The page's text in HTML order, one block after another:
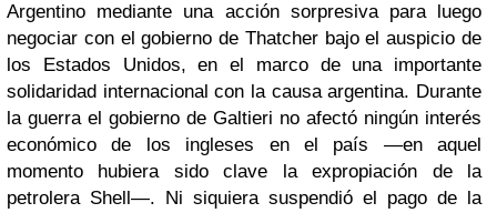
Argentino mediante una acción sorpresiva para luego
negociar con el gobierno de Thatcher bajo el auspicio de
los Estados Unidos, en el marco de una importante
solidaridad internacional con la causa argentina. Durante
la guerra el gobierno de Galtieri no afectó ningún interés
económico de los ingleses en el país —en aquel
momento hubiera sido clave la expropiación de la
petrolera Shell—. Ni siquiera suspendió el pago de la